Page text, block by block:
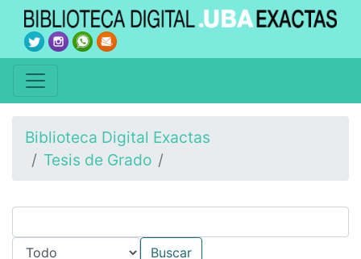
Biblioteca Digital Exactas
Tesis de Grado